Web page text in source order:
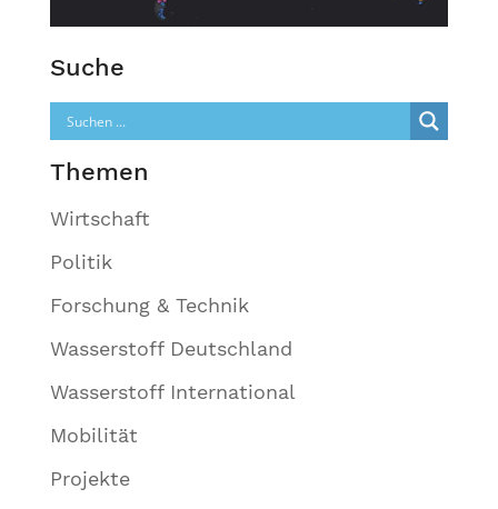
Suche
Themen
Wirtschaft
Politik
Forschung & Technik
Wasserstoff Deutschland
Wasserstoff International
Mobilität
Projekte